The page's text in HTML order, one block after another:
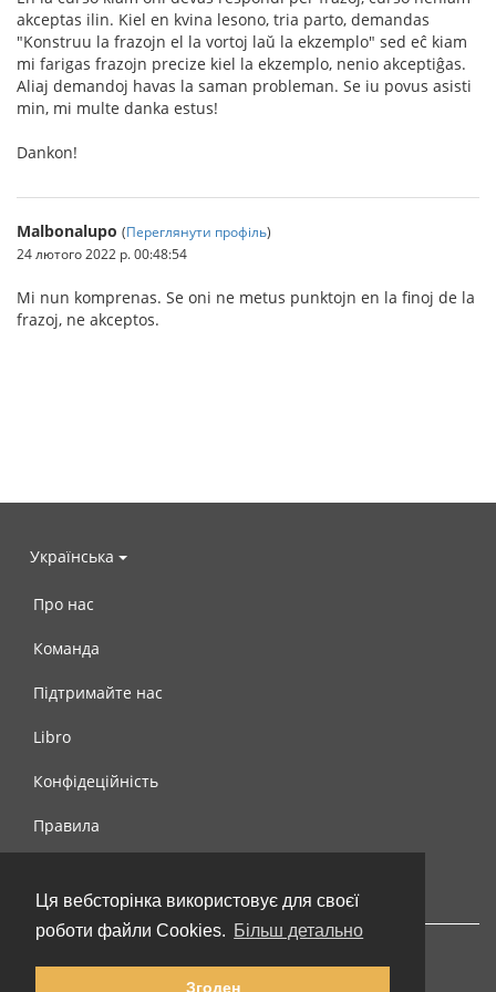
Ця вебсторінка використовує для своєї
роботи файли Cookies. Більш детально
Згоден
akceptas ilin. Kiel en kvina lesono, tria parto, demandas
"Konstruu la frazojn el la vortoj laŭ la ekzemplo" sed eĉ kiam
mi farigas frazojn precize kiel la ekzemplo, nenio akceptiĝas.
Aliaj demandoj havas la saman probleman. Se iu povus asisti
min, mi multe danka estus!
Dankon!
Malbonalupo (Переглянути профіль)
24 лютого 2022 р. 00:48:54
Mi nun komprenas. Se oni ne metus punktojn en la finoj de la
frazoj, ne akceptos.
Українська
Про нас
Команда
Підтримайте нас
Libro
Конфідеційність
Правила